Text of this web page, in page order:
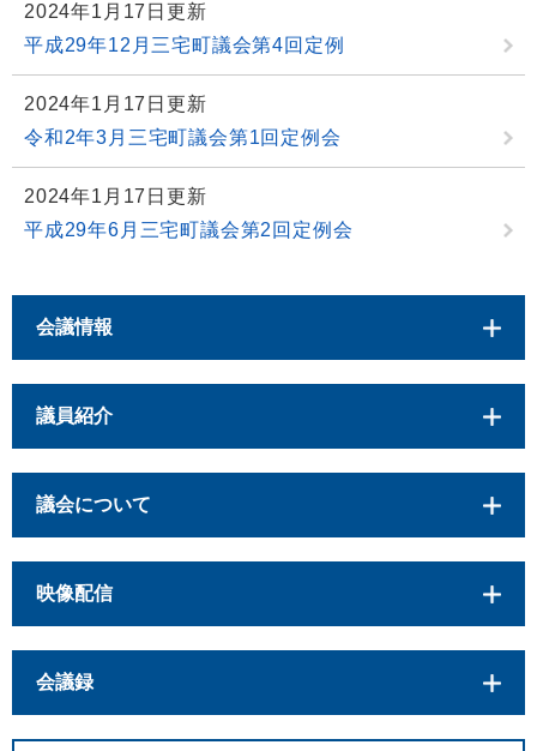
2024年1月17日更新
平成29年12月三宅町議会第4回定例
2024年1月17日更新
令和2年3月三宅町議会第1回定例会
2024年1月17日更新
平成29年6月三宅町議会第2回定例会
会議情報
議員紹介
議会について
映像配信
会議録